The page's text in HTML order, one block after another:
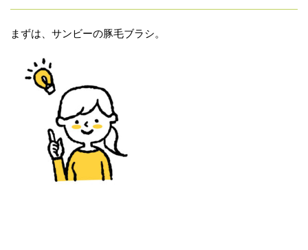
まずは、サンビーの豚毛ブラシ。